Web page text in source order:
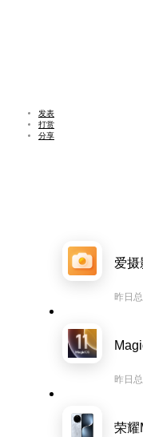
发表
打赏
分享
爱摄
昨日
昨日